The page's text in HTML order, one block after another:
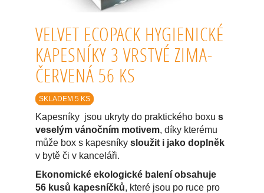
VELVET ECOPACK HYGIENICKÉ
KAPESNÍKY 3 VRSTVÉ ZIMA-
ČERVENÁ 56 KS
SKLADEM 5 KS
Kapesníky jsou ukryty do praktického boxu s
veselým vánočním motivem, díky kterému
může box s kapesníky sloužit i jako doplněk
v bytě či v kanceláři.
Ekonomické ekologické balení obsahuje
56 kusů kapesníčků, které jsou po ruce pro